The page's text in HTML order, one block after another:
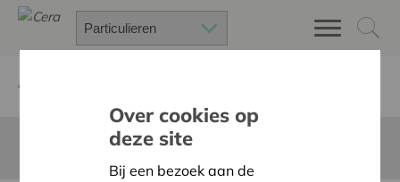
Deze pagina is niet vertaald in het Nederlands
Over cookies op
deze site
Bij een bezoek aan de